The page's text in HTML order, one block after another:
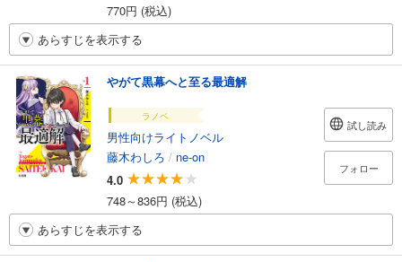
770円 (税込)
あらすじを表示する
やがて黒幕へと至る最適解
ラノベ
男性向けライトノベル
藤木わしろ / ne-on
4.0
748～836円 (税込)
試し読み
フォロー
あらすじを表示する